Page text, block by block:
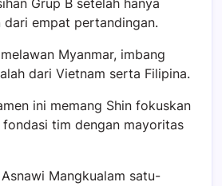
Grup B setelah hanya
empat pertandingan.
Myanmar, imbang
dari Vietnam serta Filipina.
ini memang Shin fokuskan
tim dengan mayoritas
Mangkualam satu-